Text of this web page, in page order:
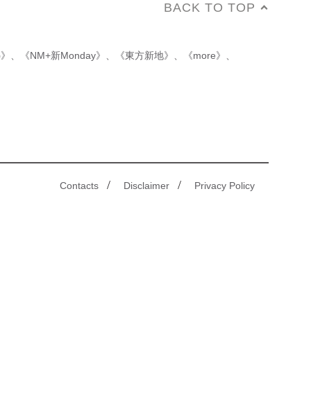
BACK TO TOP
、 《NM+新Monday》 、 《東方新地》 、 《more》 、
Contacts / Disclaimer / Privacy Policy